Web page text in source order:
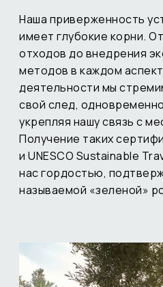
Наша приверженность
имеет глубокие корни.
отходов до внедрения
методов в каждом
деятельности мы
свой след,
укрепляя нашу связь с
Получение таких
и UNESCO Sustainable
нас гордостью,
называемой «зеленой»